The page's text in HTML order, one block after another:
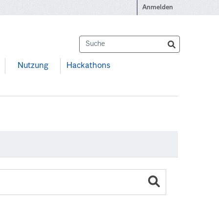
Anmelden
Nutzung Hackathons